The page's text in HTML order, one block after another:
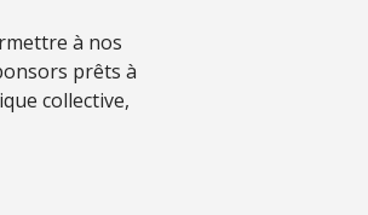
à nos
prêts à
collective,